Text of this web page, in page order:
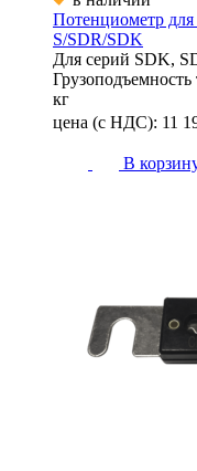
Потенциометр
S/SDR/SDK
Для серий SDK,
Грузоподъемность
кг
цена (с НДС): 11
В